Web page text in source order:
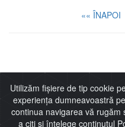
«« ÎNAPOI
Utilizăm fișiere de tip cookie
experiența dumneavoastră
continua navigarea vă rugăm
a citi și înțelege conținutul